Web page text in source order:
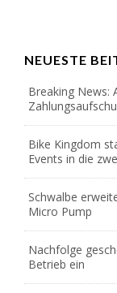
NEUESTE
Breaking News:
Bike Kingdom
Events in die
Schwalbe
Micro Pump
Nachfolge
Betrieb ein